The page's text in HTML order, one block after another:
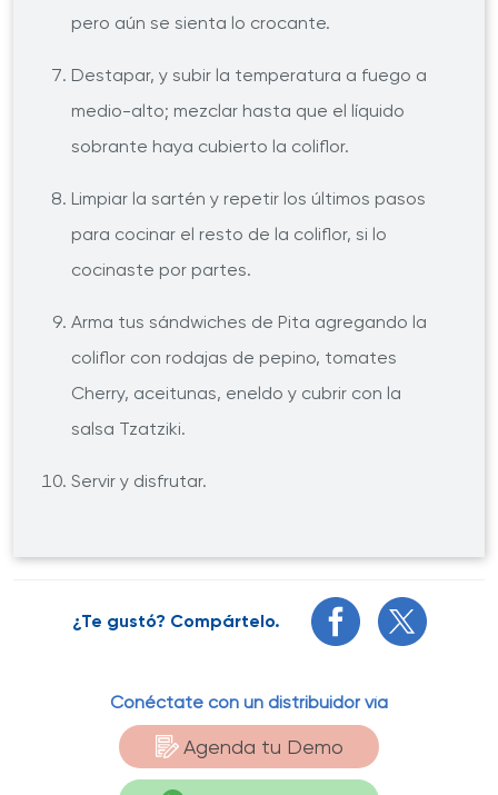
pero aún se sienta lo crocante.
Destapar, y subir la temperatura a fuego a
medio-alto; mezclar hasta que el líquido
sobrante haya cubierto la coliflor.
Limpiar la sartén y repetir los últimos pasos
para cocinar el resto de la coliflor, si lo
cocinaste por partes.
Arma tus sándwiches de Pita agregando la
coliflor con rodajas de pepino, tomates
Cherry, aceitunas, eneldo y cubrir con la
salsa Tzatziki.
Servir y disfrutar.
¿Te gustó? Compártelo.
Conéctate con un distribuidor vía
Agenda tu Demo